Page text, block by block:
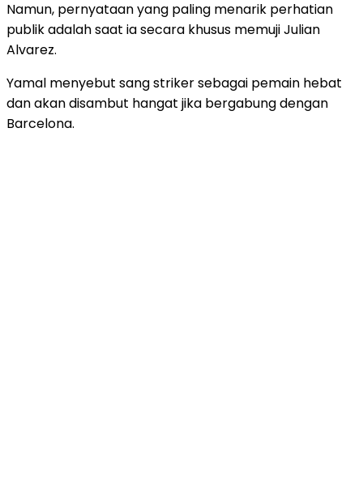
Namun, pernyataan yang paling menarik perhatian
publik adalah saat ia secara khusus memuji Julian
Alvarez.
Yamal menyebut sang striker sebagai pemain hebat
dan akan disambut hangat jika bergabung dengan
Barcelona.